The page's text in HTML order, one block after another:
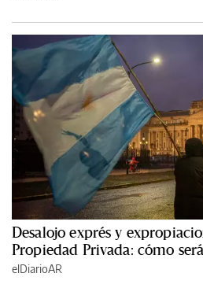
Desalojo exprés y
Propiedad Privada: cómo
elDiarioAR